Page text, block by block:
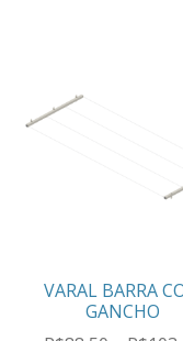
VARAL BARRA
GANCHO